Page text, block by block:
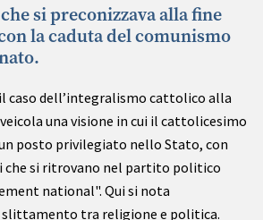
si preconizzava alla fine
la caduta del comunismo
caso dell’integralismo cattolico alla
una visione in cui il cattolicesimo
posto privilegiato nello Stato, con
che si ritrovano nel partito politico
national". Qui si nota
tra religione e politica.